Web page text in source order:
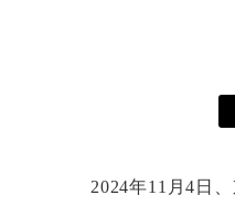
2024年11月4日